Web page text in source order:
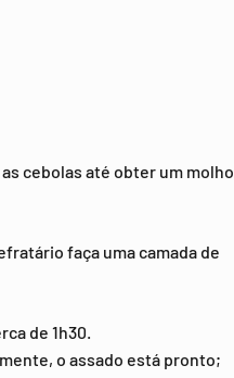
cebolas até obter um molho
faça uma camada de
de 1h30.
o assado está pronto;